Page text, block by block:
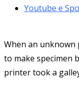
Youtube e
When an unknown
to make specimen
printer took a